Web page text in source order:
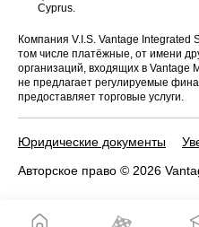
Cyprus.
Компания V.I.S. Vantage Integrated
том числе платёжные, от имени
организаций, входящих в Vantage
не предлагает регулируемые
предоставляет торговые услуги.
Юридические документы
Авторское право © 2026